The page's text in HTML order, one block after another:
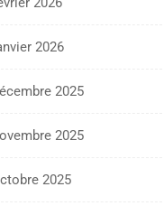
2026
2025
2025
2025